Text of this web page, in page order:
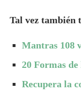
Tal vez también
Mantras 108
20 Formas
Recupera la